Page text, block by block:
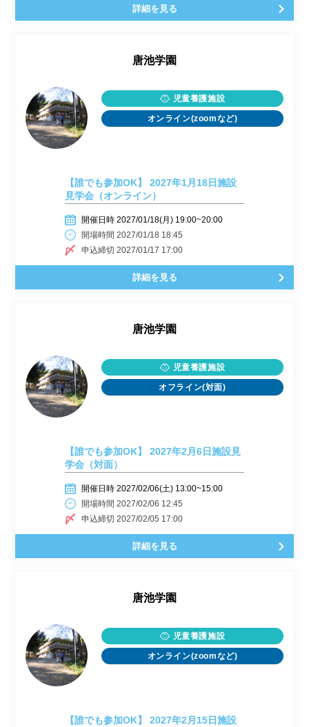
詳細を見る
唐池学園
児童養護施設
オンライン(zoomなど)
【誰でも参加OK】 2027年1月18日施設
見学会（オンライン）
開催日時 2027/01/18(月) 19:00~20:00
開場時間 2027/01/18 18:45
申込締切 2027/01/17 17:00
詳細を見る
唐池学園
児童養護施設
オフライン(対面)
【誰でも参加OK】 2027年2月6日施設見
学会（対面）
開催日時 2027/02/06(土) 13:00~15:00
開場時間 2027/02/06 12:45
申込締切 2027/02/05 17:00
詳細を見る
唐池学園
児童養護施設
オンライン(zoomなど)
【誰でも参加OK】 2027年2月15日施設